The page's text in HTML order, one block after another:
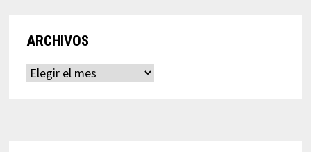
ARCHIVOS
Archivos